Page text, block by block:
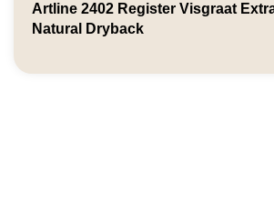
Artline 2402 Register Visgraat
Natural Dryback